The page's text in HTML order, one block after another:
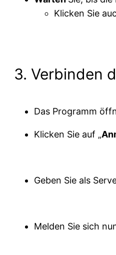
Klicken Sie
3. Verbinden
Das Programm
Klicken Sie auf „
Geben Sie als
Melden Sie sich